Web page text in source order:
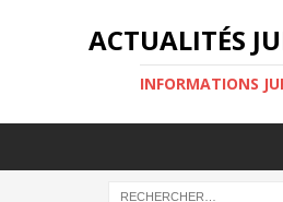
ACTUALITÉS
INFORMATIONS